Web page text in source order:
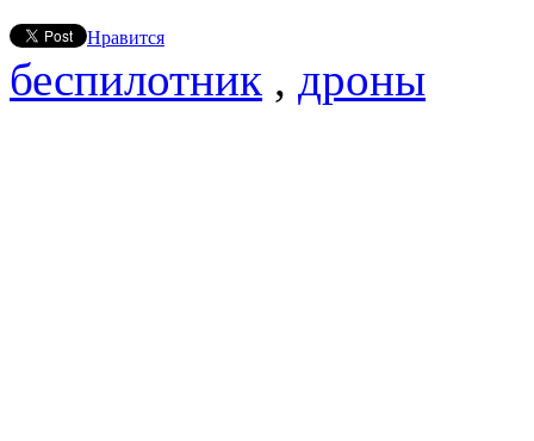
Нравится
беспилотник , дроны